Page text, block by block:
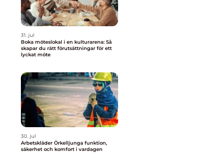
31. jul
Boka möteslokal i en kulturarena: Så
skapar du rätt förutsättningar för ett
lyckat möte
30. jul
Arbetskläder Örkelljunga funktion,
säkerhet och komfort i vardagen